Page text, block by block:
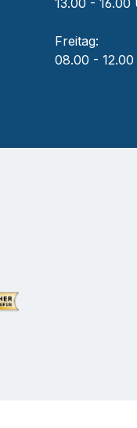
13.00 - 16.00
Freitag:
08.00 -